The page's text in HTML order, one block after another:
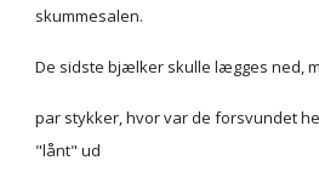
skummesalen.
De sidste bjælker skulle lægges ned,
par stykker, hvor var de forsvundet
"lånt" ud